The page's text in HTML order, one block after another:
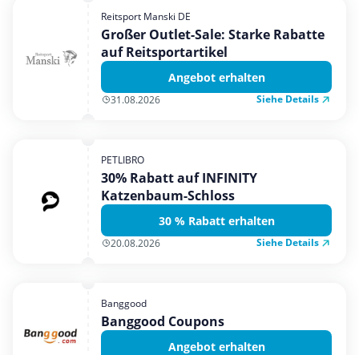
Urlaub & Reise
Reitsport Manski DE
Großer Outlet-Sale: Starke Rabatte
auf Reitsportartikel
Angebot erhalten
31.08.2026 Siehe Details
PETLIBRO
30% Rabatt auf INFINITY
Katzenbaum-Schloss
30 % Rabatt erhalten
20.08.2026 Siehe Details
Banggood
Banggood Coupons
Angebot erhalten